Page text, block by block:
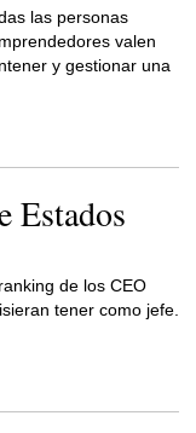
las personas
valen
y gestionar una
Estados
de los CEO
tener como jefe.